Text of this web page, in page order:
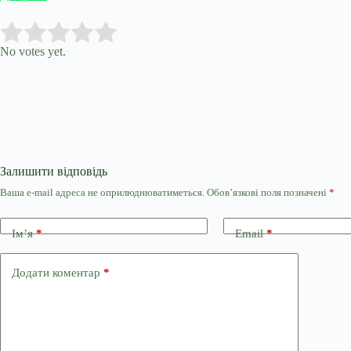
Rate this item:
No votes yet.
Залишити відповідь
Ваша e-mail адреса не оприлюднюватиметься. Обов’язкові поля позначені *
Ім’я* Email*
Додати коментар *